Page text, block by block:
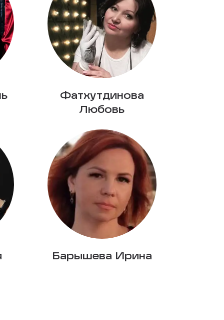
Фатхутдинова
Любовь
Барышева Ирина